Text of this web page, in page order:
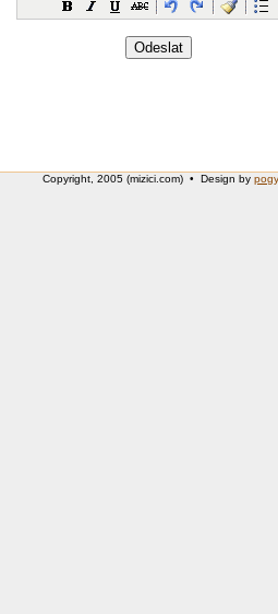
Copyright, 2005 (mizici.com) • Design by